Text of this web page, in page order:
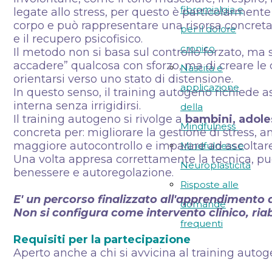
fibromialgia e
per il dolore
cronico
Nascita e
applicazione
della
Mindfulness
Mindfulness e
Neuroplasticità
Risposte alle
domande
frequenti
legate allo stress, per questo è
corpo e può rappresentare una risorsa
e il recupero psicofisico.
Il metodo non si basa sul controllo forzato, ma
accadere” qualcosa con sforzo, ma di creare
orientarsi verso uno stato di distensione.
In questo senso, il training autogeno richiede
interna senza irrigidirsi.
Il training autogeno si rivolge a bambini,
concreta per: migliorare la gestione di stress,
maggiore autocontrollo e imparare ad
Una volta appresa correttamente la tecnica,
benessere e autoregolazione.
E' un percorso finalizzato all'apprendimento
Non si configura come intervento clinico,
Requisiti per la partecipazione
Aperto anche a chi si avvicina al training